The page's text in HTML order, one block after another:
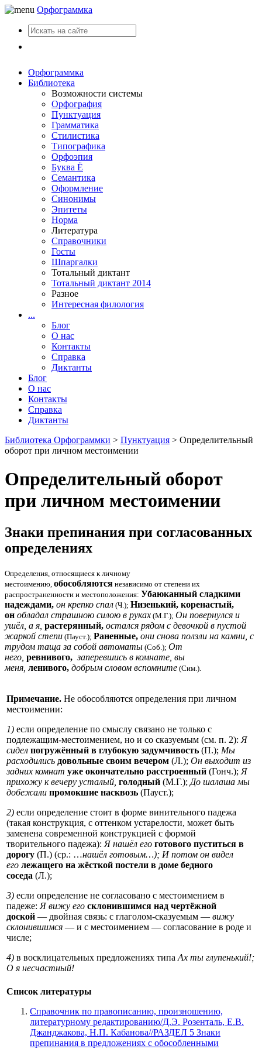
Орфограммка
Орфограммка
Библиотека
Возможности системы
Орфография
Пунктуация
Грамматика
Стилистика
Типографика
Орфоэпия
Буква Ё
Семантика
Оформление
Синонимы
Эпитеты
Норма
Литература
Справочники
Госты
Шпаргалки
Тотальный диктант
Тотальный диктант 2014
Разное
Интересная филология
...
Блог
О нас
Контакты
Справка
Диктанты
Блог
О нас
Контакты
Справка
Диктанты
Библиотека Орфограммки > Пунктуация > Определительный
оборот при личном местоимении
Определительный оборот
при личном местоимении
Знаки препинания при согласованных
определениях
Определения, относящиеся к личному
местоимению, обособляются независимо от степени их
распространенности и местоположения: Убаюканный сладкими
надеждами, он крепко спал (Ч.); Низенький, коренастый,
он обладал страшною силою в руках (М.Г.); Он повернулся и
ушёл, а я, растерянный, остался рядом с девочкой в пустой
жаркой степи (Пауст.); Раненные, они снова ползли на камни, с
трудом таща за собой автоматы (Соб.); От
него, ревнивого, заперевшись в комнате, вы
меня, ленивого, добрым словом вспомните (Сим.).
Примечание. Не обособляются определения при личном
местоимении:
1) если определение по смыслу связано не только с
подлежащим-местоимением, но и со сказуемым (см. п. 2): Я
сидел погружённый в глубокую задумчивость (П.); Мы
расходились довольные своим вечером (Л.); Он выходит из
задних комнат уже окончательно расстроенный (Гонч.); Я
прихожу к вечеру усталый, голодный (М.Г.); До шалаша мы
добежали промокшие насквозь (Пауст.);
2) если определение стоит в форме винительного падежа
(такая конструкция, с оттенком устарелости, может быть
заменена современной конструкцией с формой
творительного падежа): Я нашёл его готового пуститься в
дорогу (П.) (ср.: …нашёл готовым…); И потом он видел
его лежащего на жёсткой постели в доме бедного
соседа (Л.);
3) если определение не согласовано с местоимением в
падеже: Я вижу его склонившимся над чертёжной
доской — двойная связь: с глаголом-сказуемым — вижу
склонившимся — и с местоимением — согласование в роде и
числе;
4) в восклицательных предложениях типа Ах ты глупенький!;
О я несчастный!
Список литературы
Справочник по правописанию, произношению,
литературному редактированию/Д.Э. Розенталь, Е.В.
Джанджакова, Н.П. Кабанова//РАЗДЕЛ 5 Знаки
препинания в предложениях с обособленными